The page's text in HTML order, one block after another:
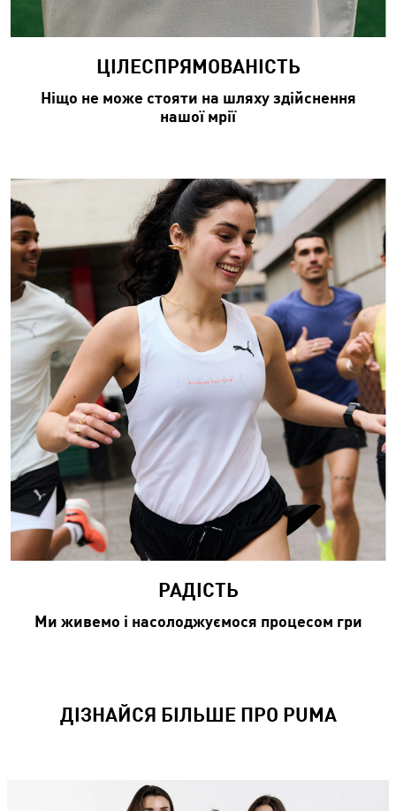
ЦІЛЕСПРЯМОВАНІСТЬ​
Ніщо не може стояти на шляху здійснення
нашої мрії
РАДІСТЬ​​
Ми живемо і насолоджуємося процесом гри
ДІЗНАЙСЯ БІЛЬШЕ ПРО PUMA